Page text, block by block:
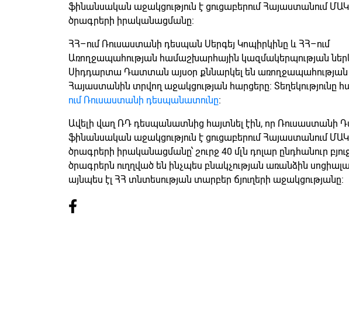
ֆինանսական աջակցություն է ցուցաբերում Հայաստանում
ծրագրերի իրականացմանը:
ՀՀ–ում Ռուսաստանի դեսպան Սերգեյ Կոպիրկինը և ՀՀ–ում
Առողջապահության համաշխարհային կազմակերպության
Սիդդարտա Դատտան այսօր քննարկել են առողջապահության
Հայաստանին տրվող աջակցության հարցերը: Տեղեկությունը
ում Ռուսաստանի դեսպանատունը։
Ավելի վաղ ՌԴ դեսպանատնից հայտնել էին, որ Ռուսաստանի
ֆինանսական աջակցություն է ցուցաբերում Հայաստանում
ծրագրերի իրականացմանը՝ շուրջ 40 մլն դոլար ընդհանուր
ծրագրերն ուղղված են ինչպես բնակչության առանձին
այնպես էլ ՀՀ տնտեսության տարբեր ճյուղերի աջակցությանը: